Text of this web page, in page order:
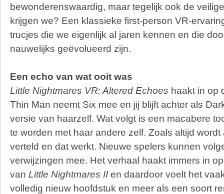
bewonderenswaardig, maar tegelijk ook de
krijgen we? Een klassieke first-person VR-
trucjes die we eigenlijk al jaren kennen en die
nauwelijks geëvolueerd zijn.
Een echo van wat ooit was
Little Nightmares VR: Altered Echoes haakt in op
Thin Man neemt Six mee en jij blijft achter als
versie van haarzelf. Wat volgt is een macabere
te worden met haar andere zelf. Zoals altijd
verteld en dat werkt. Nieuwe spelers kunnen
verwijzingen mee. Het verhaal haakt immers in
van Little Nightmares II en daardoor voelt het
volledig nieuw hoofdstuk en meer als een soort